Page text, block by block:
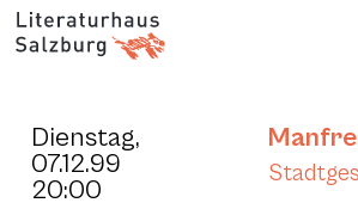
Dienstag,
07.12.99
20:00